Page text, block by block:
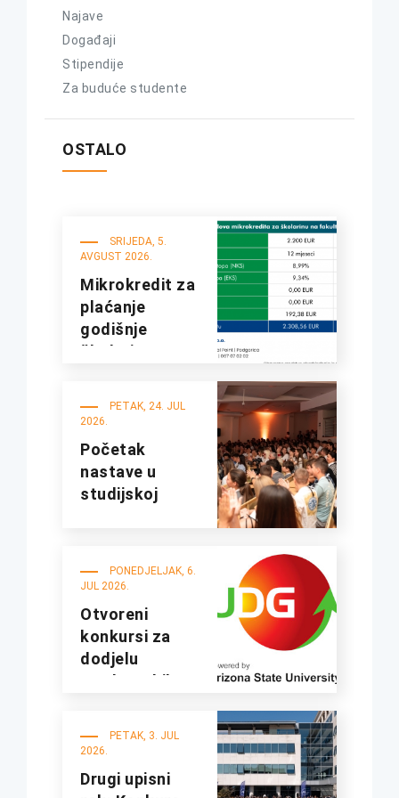
Najave
Događaji
Stipendije
Za buduće studente
OSTALO
SRIJEDA, 5.
AVGUST 2026.
Mikrokredit za
plaćanje
godišnje
školarine na
PETAK, 24. JUL
2026.
Početak
nastave u
studijskoj
PONEDJELJAK, 6.
JUL 2026.
Otvoreni
konkursi za
dodjelu
studentskih
studijsku
2026/2027.
godinu
PETAK, 3. JUL
2026.
Drugi upisni